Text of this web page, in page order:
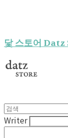
닻 스토어
Writer